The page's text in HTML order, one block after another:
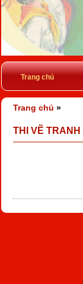
Trang chủ
Trang chủ »
THI VẼ TRANH